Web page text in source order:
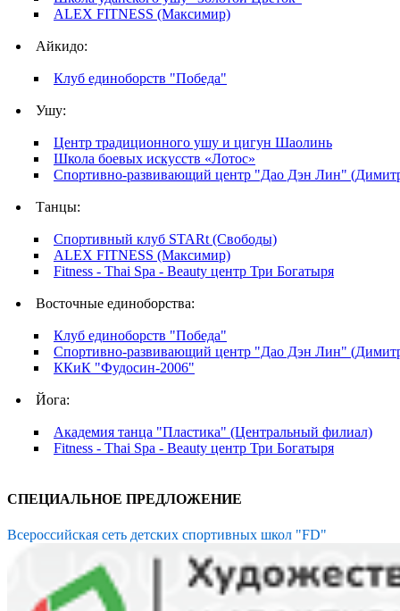
ALEX FITNESS (Максимир)
Айкидо:
Клуб единоборств "Победа"
Ушу:
Центр традиционного ушу и цигун Шаолинь
Школа боевых искусств «Лотос»
Спортивно-развивающий центр "Дао Дэн Лин"
Танцы:
Спортивный клуб STARt (Свободы)
ALEX FITNESS (Максимир)
Fitness - Thai Spa - Beauty центр Три Богатыря
Восточные единоборства:
Клуб единоборств "Победа"
Спортивно-развивающий центр "Дао Дэн Лин"
ККиК "Фудосин-2006"
Йога:
Академия танца "Пластика" (Центральный филиал)
Fitness - Thai Spa - Beauty центр Три Богатыря
СПЕЦИАЛЬНОЕ ПРЕДЛОЖЕНИЕ
Всероссийская сеть детских спортивных школ "FD"